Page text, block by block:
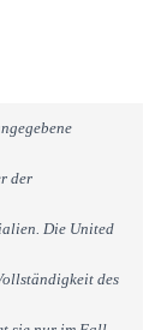
der
Die United
des